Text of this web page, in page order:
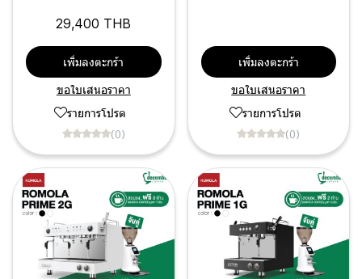
29,400 THB
เพิ่มลงตะกร้า
ขอใบเสนอราคา
รายการโปรด
(0)
เพิ่มลงตะกร้า
ขอใบเสนอราคา
รายการโปรด
(0)